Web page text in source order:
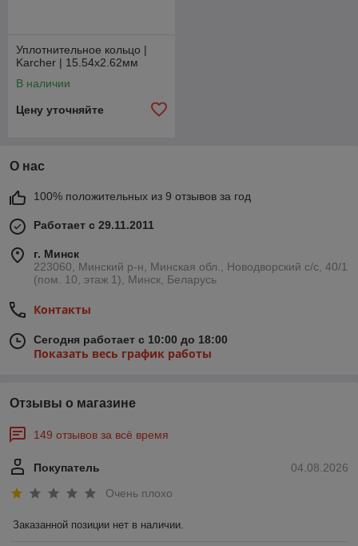
Уплотнительное кольцо |
Karcher | 15.54x2.62мм
В наличии
Цену уточняйте
О нас
100% положительных из 9 отзывов за год
Работает с 29.11.2011
г. Минск
223060, Минский р-н, Минская обл., Новодворский с/с, 40/1
(пом. 10, этаж 1), Минск, Беларусь
Контакты
Сегодня работает с 10:00 до 18:00
Показать весь график работы
Отзывы о магазине
149 отзывов за всё время
04.08.2026
Покупатель
Очень плохо
Заказанной позиции нет в наличии.